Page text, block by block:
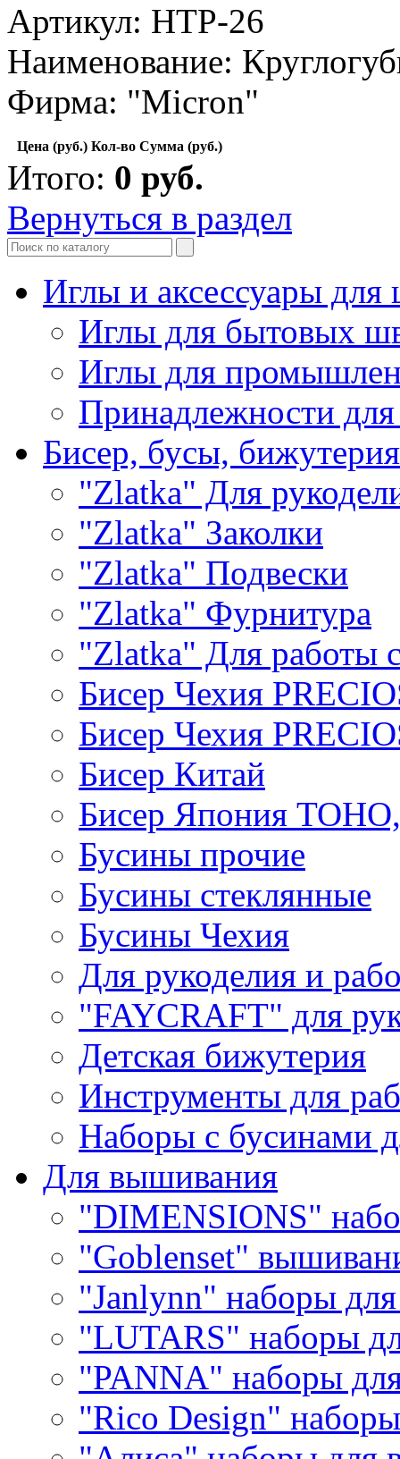
Артикул: HTP-26
Наименование:
Фирма: "Micron"
Цена (руб.) Кол-во Сумма (руб.)
Итого: 0 руб.
Вернуться в раздел
Иглы и аксессуары
Иглы для бытовых
Иглы для
Принадлежности
Бисер, бусы, бижутерия
"Zlatka" Для
"Zlatka" Заколки
"Zlatka" Подвески
"Zlatka" Фурнитура
"Zlatka" Для работы
Бисер Чехия
Бисер Чехия
Бисер Китай
Бисер Япония
Бусины прочие
Бусины стеклянные
Бусины Чехия
Для рукоделия и
"FAYCRAFT" для
Детская бижутерия
Инструменты для
Наборы с бусинами
Для вышивания
"DIMENSIONS"
"Goblenset"
"Janlynn" наборы
"LUTARS" наборы
"PANNA" наборы
"Rico Design"